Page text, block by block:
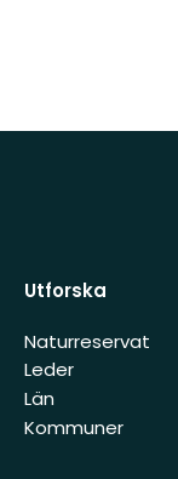
Utforska
Naturreservat
Leder
Län
Kommuner